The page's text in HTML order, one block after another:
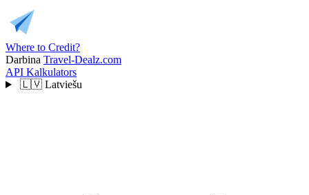
Where to Credit?
Darbina Travel-Dealz.com
API Kalkulators
🇱🇻 Latviešu